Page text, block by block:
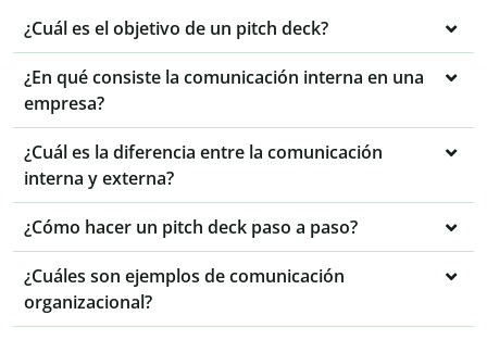
¿Cuál es el objetivo de un pitch deck?
¿En qué consiste la comunicación interna en una
empresa?
¿Cuál es la diferencia entre la comunicación
interna y externa?
¿Cómo hacer un pitch deck paso a paso?
¿Cuáles son ejemplos de comunicación
organizacional?